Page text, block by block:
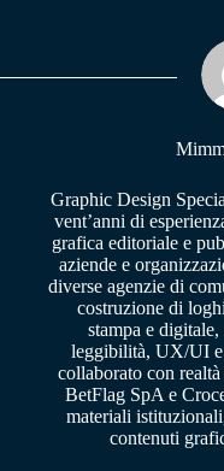
pp m
Graphic Design
vent’anni di
grafica editoriale e
aziende e
diverse agenzie di
costruzione di
stampa e
leggibilità, UX/UI e
collaborato con
BetFlag SpA e
materiali
contenuti